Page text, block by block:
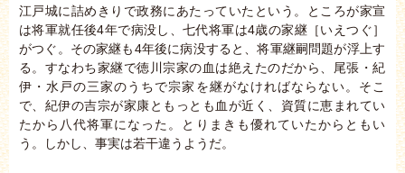
江戸城に詰めきりで政務にあたっていたという。ところが家宣
は将軍就任後4年で病没し、七代将軍は4歳の家継［いえつぐ］
がつぐ。その家継も4年後に病没すると、将軍継嗣問題が浮上す
る。すなわち家継で徳川宗家の血は絶えたのだから、尾張・紀
伊・水戸の三家のうちで宗家を継がなければならない。そこ
で、紀伊の吉宗が家康ともっとも血が近く、資質に恵まれてい
たから八代将軍になった。とりまきも優れていたからともい
う。しかし、事実は若干違うようだ。